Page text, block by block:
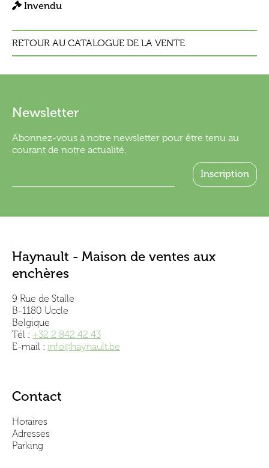
Invendu
RETOUR AU CATALOGUE DE LA VENTE
Newsletter
Abonnez-vous à notre newsletter pour être tenu au
courant de notre actualité.
Haynault - Maison de ventes aux
enchères
9 Rue de Stalle
B-1180 Uccle
Belgique
Tél : +32 2 842 42 43
E-mail : info@haynault.be
Contact
Horaires
Adresses
Parking